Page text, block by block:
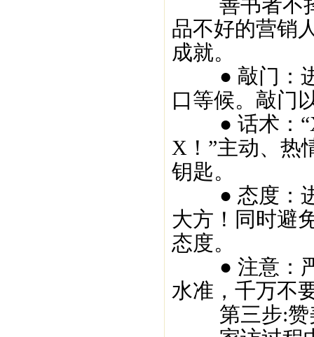
善书者不择
品不好的营销
成就。
● 敲门：进
口等候。敲门
● 话术：
X！”主动、热
钥匙。
● 态度：进
大方！同时避
态度。
● 注意：严
水准，千万不
第三步:赞